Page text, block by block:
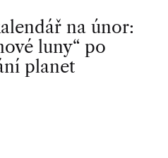
na únor:
luny“ po
planet